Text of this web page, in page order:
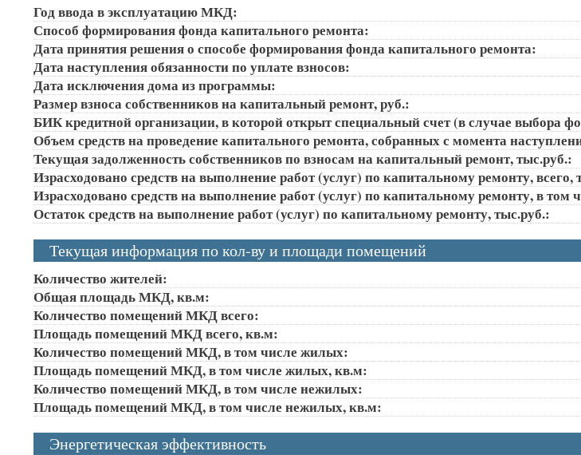
Год ввода в эксплуатацию МКД:
Способ формирования фонда капитального ремонта:
Дата принятия решения о способе формирования фонда капитального ремонта:
Дата наступления обязанности по уплате взносов:
Дата исключения дома из программы:
Размер взноса собственников на капитальный ремонт, руб.:
БИК кредитной организации, в которой открыт специальный счет (в случае выбора
Объем средств на проведение капитального ремонта, собранных с момента
Текущая задолженность собственников по взносам на капитальный ремонт, тыс.руб.:
Израсходовано средств на выполнение работ (услуг) по капитальному ремонту, всего,
Израсходовано средств на выполнение работ (услуг) по капитальному ремонту, в том
Остаток средств на выполнение работ (услуг) по капитальному ремонту, тыс.руб.:
Текущая информация по кол-ву и площади помещений
Количество жителей:
Общая площадь МКД, кв.м:
Количество помещений МКД всего:
Площадь помещений МКД всего, кв.м:
Количество помещений МКД, в том числе жилых:
Площадь помещений МКД, в том числе жилых, кв.м:
Количество помещений МКД, в том числе нежилых:
Площадь помещений МКД, в том числе нежилых, кв.м:
Энергетическая эффективность